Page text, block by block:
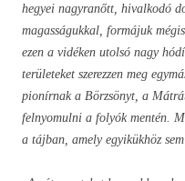
hegyei nagyranőtt, hivalkodó
magasságukkal, formájuk
ezen a vidéken utolsó nagy
területeket szerezzen meg
pionírnak a Börzsönyt, a
felnyomulni a folyók mentén.
a tájban, amely egyikükhöz